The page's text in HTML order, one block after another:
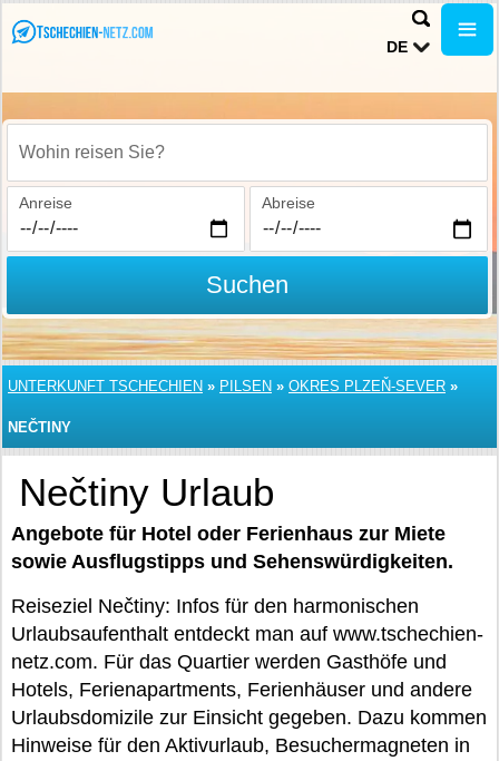
DE
Wohin reisen Sie?
Anreise Abreise
Suchen
UNTERKUNFT TSCHECHIEN » PILSEN » OKRES PLZEŇ-SEVER »
NEČTINY
Nečtiny Urlaub
Angebote für Hotel oder Ferienhaus zur Miete
sowie Ausflugstipps und Sehenswürdigkeiten.
Reiseziel Nečtiny: Infos für den harmonischen
Urlaubsaufenthalt entdeckt man auf www.tschechien-
netz.com. Für das Quartier werden Gasthöfe und
Hotels, Ferienapartments, Ferienhäuser und andere
Urlaubsdomizile zur Einsicht gegeben. Dazu kommen
Hinweise für den Aktivurlaub, Besuchermagneten in